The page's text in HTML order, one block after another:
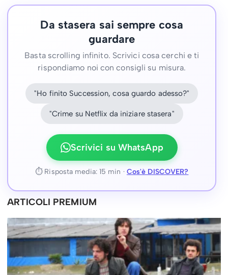
Da stasera sai sempre cosa
guardare
Basta scrolling infinito. Scrivici cosa cerchi e ti
rispondiamo noi con consigli su misura.
"Ho finito Succession, cosa guardo adesso?"
"Crime su Netflix da iniziare stasera"
Scrivici su WhatsApp
⏱ Risposta media: 15 min · Cos'è DISCOVER?
ARTICOLI PREMIUM